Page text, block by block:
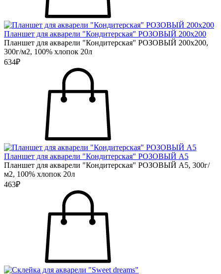
Планшет для акварели "Кондитерская" РОЗОВЫЙ 200х200
Планшет для акварели "Кондитерская" РОЗОВЫЙ 200х200,
300г/м2, 100% хлопок 20л
634₽
Планшет для акварели "Кондитерская" РОЗОВЫЙ А5
Планшет для акварели "Кондитерская" РОЗОВЫЙ А5, 300г/
м2, 100% хлопок 20л
463₽